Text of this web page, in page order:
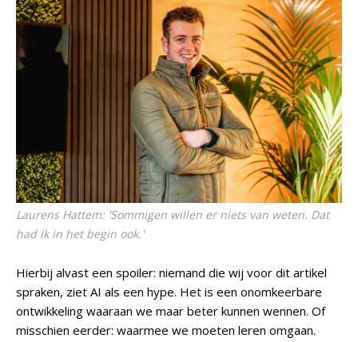
Laurens Hattem: 'Sommigen willen er niets van weten. Dat
had ik in het begin ook.'
Hierbij alvast een spoiler: niemand die wij voor dit artikel
spraken, ziet AI als een hype. Het is een onomkeerbare
ontwikkeling waaraan we maar beter kunnen wennen. Of
misschien eerder: waarmee we moeten leren omgaan.